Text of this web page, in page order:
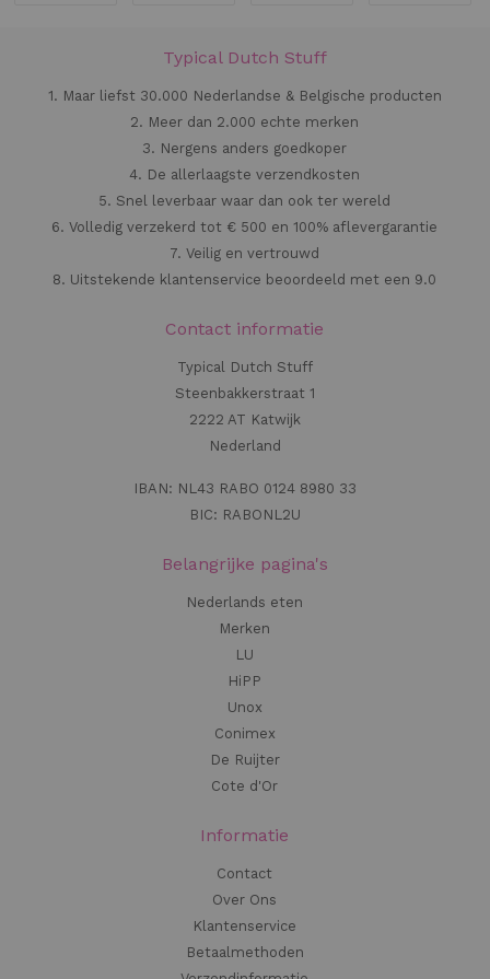
Typical Dutch Stuff
1. Maar liefst 30.000 Nederlandse & Belgische producten
2. Meer dan 2.000 echte merken
3. Nergens anders goedkoper
4. De allerlaagste verzendkosten
5. Snel leverbaar waar dan ook ter wereld
6. Volledig verzekerd tot € 500 en 100% aflevergarantie
7. Veilig en vertrouwd
8. Uitstekende klantenservice beoordeeld met een 9.0
Contact informatie
Typical Dutch Stuff
Steenbakkerstraat 1
2222 AT Katwijk
Nederland
IBAN: NL43 RABO 0124 8980 33
BIC: RABONL2U
Belangrijke pagina's
Nederlands eten
Merken
LU
HiPP
Unox
Conimex
De Ruijter
Cote d'Or
Informatie
Contact
Over Ons
Klantenservice
Betaalmethoden